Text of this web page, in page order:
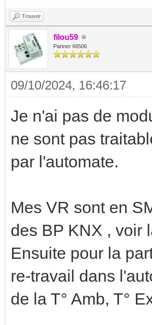
Trouver
filou59
Partner 66506
09/10/2024, 16:46:17
Je n'ai pas de
ne sont pas
par l'automate.
Mes VR sont en
des BP KNX , voir
Ensuite pour la
re-travail dans
de la T° Amb, T°